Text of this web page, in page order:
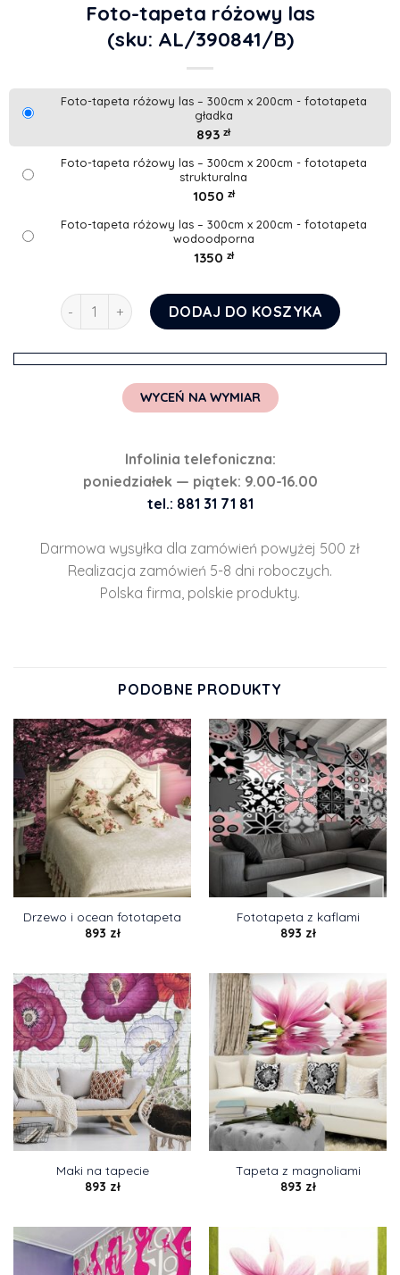
Foto-tapeta różowy las
(sku: AL/390841/B)
Foto-tapeta różowy las – 300cm x 200cm - fototapeta
gładka
893 zł
Foto-tapeta różowy las – 300cm x 200cm - fototapeta
strukturalna
1050 zł
Foto-tapeta różowy las – 300cm x 200cm - fototapeta
wodoodporna
1350 zł
ilość Foto-tapeta różowy lasDODAJ DO KOSZYKA
WYCEŃ NA WYMIAR
Infolinia telefoniczna:
poniedziałek — piątek: 9.00-16.00
tel.: 881 31 71 81
Darmowa wysyłka dla zamówień powyżej 500 zł
Realizacja zamówień 5-8 dni roboczych.
Polska firma, polskie produkty.
PODOBNE PRODUKTY
Drzewo i ocean fototapeta
893 zł
Fototapeta z kaflami
893 zł
Maki na tapecie
893 zł
Tapeta z magnoliami
893 zł